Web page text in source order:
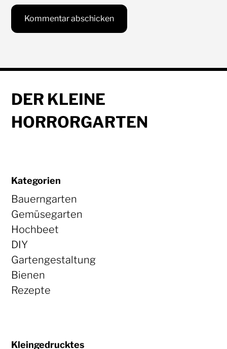
DER KLEINE
HORRORGARTEN
Kategorien
Bauerngarten
Gemüsegarten
Hochbeet
DIY
Gartengestaltung
Bienen
Rezepte
Kleingedrucktes